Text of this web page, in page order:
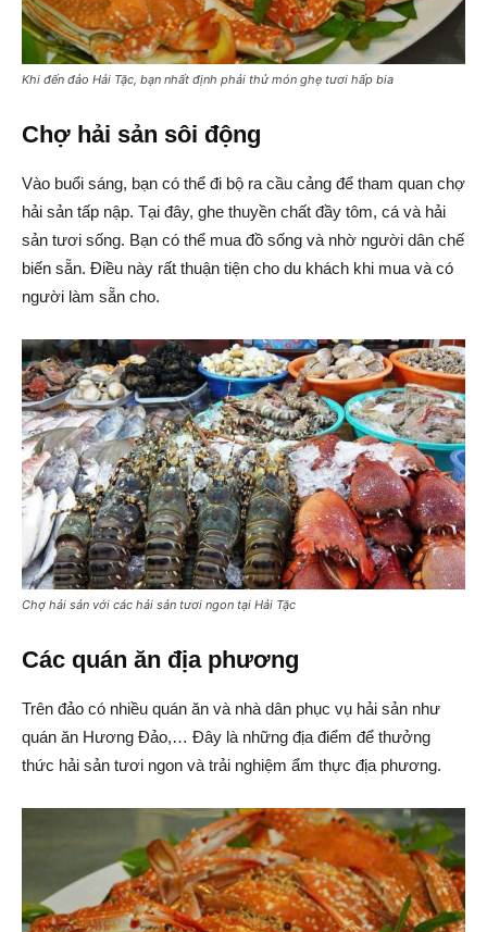
Khi đến đảo Hải Tặc, bạn nhất định phải thử món ghẹ tươi hấp bia
Chợ hải sản sôi động
Vào buổi sáng, bạn có thể đi bộ ra cầu cảng để tham quan chợ
hải sản tấp nập. Tại đây, ghe thuyền chất đầy tôm, cá và hải
sản tươi sống. Bạn có thể mua đồ sống và nhờ người dân chế
biến sẵn. Điều này rất thuận tiện cho du khách khi mua và có
người làm sẵn cho.
Chợ hải sản với các hải sản tươi ngon tại Hải Tặc
Các quán ăn địa phương
Trên đảo có nhiều quán ăn và nhà dân phục vụ hải sản như
quán ăn Hương Đảo,… Đây là những địa điểm để thưởng
thức hải sản tươi ngon và trải nghiệm ẩm thực địa phương.